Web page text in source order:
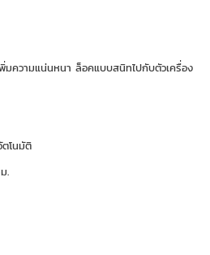
ความแน่นหนา ล็อคแบบสนิทไปกับตัวเครื่อง
โนมัติ
.